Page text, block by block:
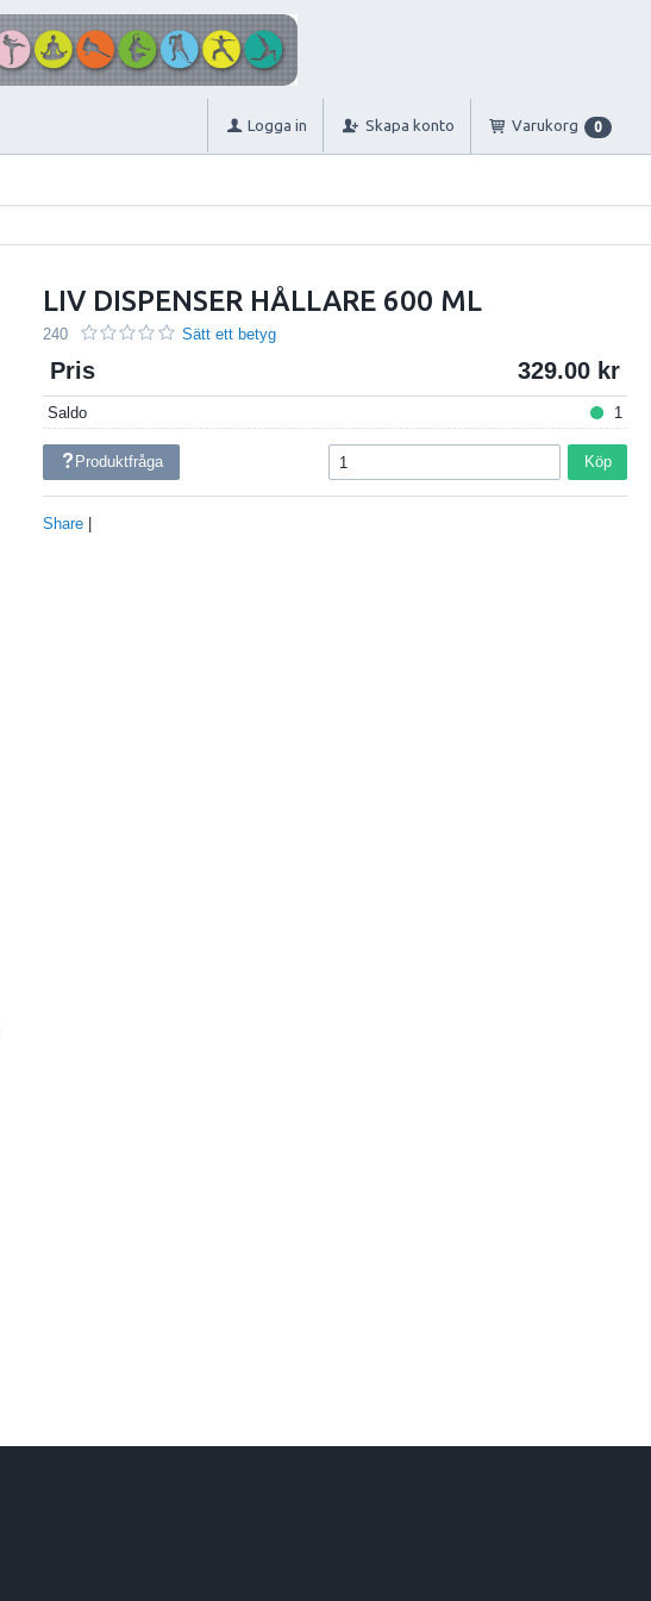
Logga in Skapa konto Varukorg 0
LIV DISPENSER HÅLLARE 600 ML
240 Sätt ett betyg
Pris 329.00
Saldo 1
Produktfråga Köp
Share